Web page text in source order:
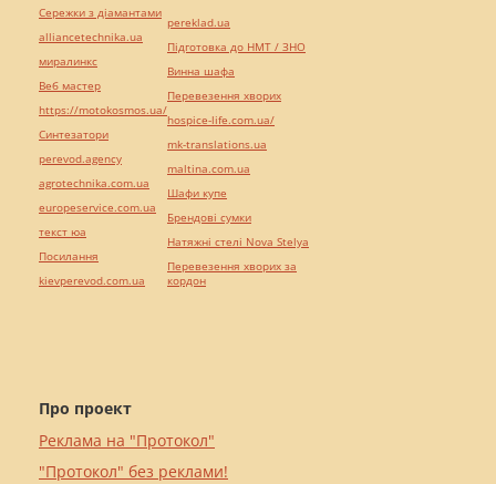
Про проект
Реклама на "Протокол"
"Протокол" без реклами!
Сережки з діамантами
alliancetechnika.ua
миралинкс
Веб мастер
https://motokosmos.ua/
Синтезатори
perevod.agency
agrotechnika.com.ua
europeservice.com.ua
текст юа
Посилання
kievperevod.com.ua
pereklad.ua
Підготовка до НМТ / ЗНО
Винна шафа
Перевезення хворих
hospice-life.com.ua/
mk-translations.ua
maltina.com.ua
Шафи купе
Брендові сумки
Натяжні стелі Nova Stelya
Перевезення хворих за
кордон